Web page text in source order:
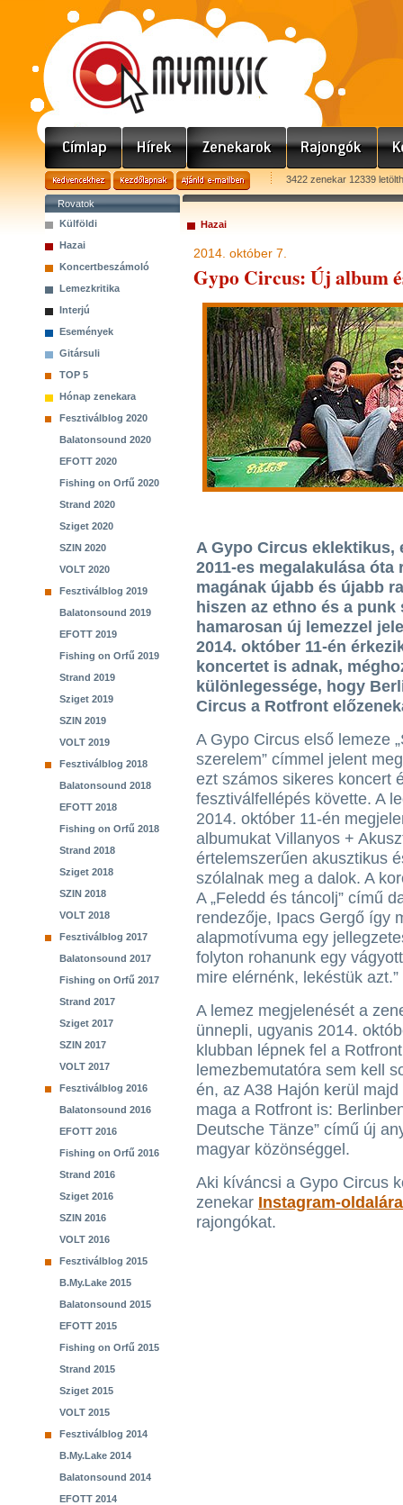
3422 zenekar 12339
Rovatok
Külföldi
Hazai
Koncertbeszámoló
Lemezkritika
Interjú
Események
Gitársuli
TOP 5
Hónap zenekara
Fesztiválblog 2020
Balatonsound 2020
EFOTT 2020
Fishing on Orfű 2020
Strand 2020
Sziget 2020
SZIN 2020
VOLT 2020
Fesztiválblog 2019
Balatonsound 2019
EFOTT 2019
Fishing on Orfű 2019
Strand 2019
Sziget 2019
SZIN 2019
VOLT 2019
Fesztiválblog 2018
Balatonsound 2018
EFOTT 2018
Fishing on Orfű 2018
Strand 2018
Sziget 2018
SZIN 2018
VOLT 2018
Fesztiválblog 2017
Balatonsound 2017
Fishing on Orfű 2017
Strand 2017
Sziget 2017
SZIN 2017
VOLT 2017
Fesztiválblog 2016
Balatonsound 2016
EFOTT 2016
Fishing on Orfű 2016
Strand 2016
Sziget 2016
SZIN 2016
VOLT 2016
Fesztiválblog 2015
B.My.Lake 2015
Balatonsound 2015
EFOTT 2015
Fishing on Orfű 2015
Strand 2015
Sziget 2015
VOLT 2015
Fesztiválblog 2014
B.My.Lake 2014
Balatonsound 2014
EFOTT 2014
Hazai
2014. október 7.
Gypo Circus: Új album
A Gypo Circus eklektikus,
2011-es megalakulása
magának újabb és újabb
hiszen az ethno és a
hamarosan új lemezzel
2014. október 11-én
koncertet is adnak,
különlegessége, hogy
Circus a Rotfront
A Gypo Circus első lemeze
szerelem” címmel jelent
ezt számos sikeres koncert
fesztiválfellépés követte. A
2014. október 11-én
albumukat Villanyos +
értelemszerűen akusztikus
szólalnak meg a dalok. A
A „Feledd és táncolj” című
rendezője, Ipacs Gergő így
alapmotívuma egy
folyton rohanunk egy
mire elérnénk, lekéstük azt.”
A lemez megjelenését a
ünnepli, ugyanis 2014.
klubban lépnek fel a
lemezbemutatóra sem kell
én, az A38 Hajón kerül
maga a Rotfront is:
Deutsche Tänze” című új
magyar közönséggel.
Aki kíváncsi a Gypo Circus
zenekar Instagram-oldalára
rajongókat.